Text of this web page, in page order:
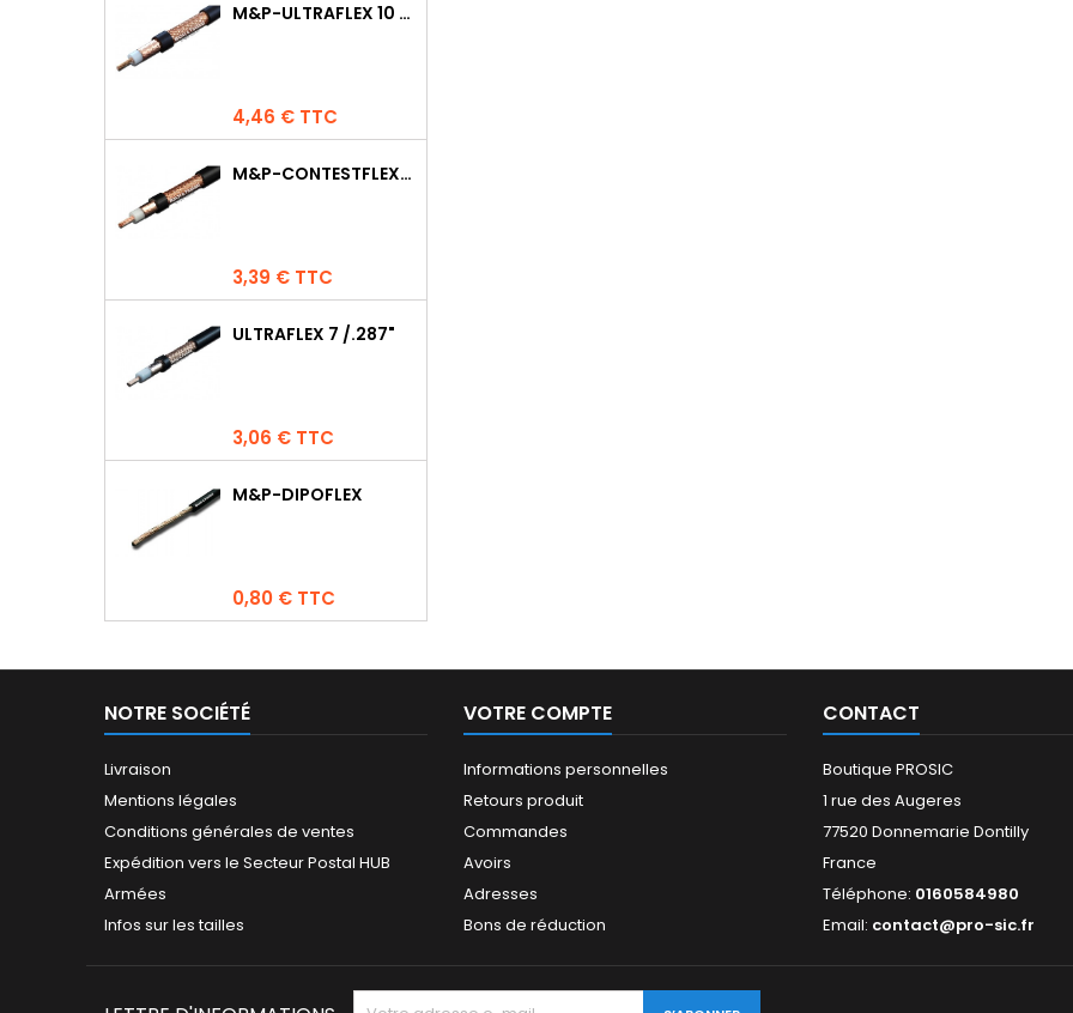
M&P-ULTRAFLEX 10 COMPETITION
Prix
4,46 € TTC
M&P-CONTESTFLEX10
Prix
3,39 € TTC
ULTRAFLEX 7 /.287"
Prix
3,06 € TTC
M&P-DIPOFLEX
Prix
0,80 € TTC
NOTRE SOCIÉTÉ
Livraison
Mentions légales
Conditions générales de ventes
Expédition vers le Secteur Postal HUB
Armées
Infos sur les tailles
VOTRE COMPTE
Informations personnelles
Retours produit
Commandes
Avoirs
Adresses
Bons de réduction
CONTACT
Boutique PROSIC
1 rue des Augeres
77520 Donnemarie Dontilly
France
Téléphone: 0160584980
Email: contact@pro-sic.fr